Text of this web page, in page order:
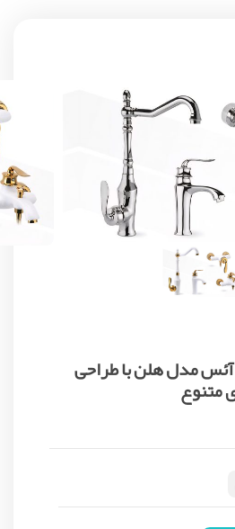
مدل هلن با طراحی
متنوع